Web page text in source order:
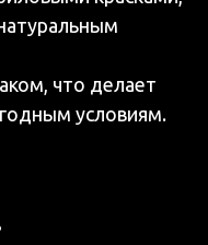
что делает
условиям.